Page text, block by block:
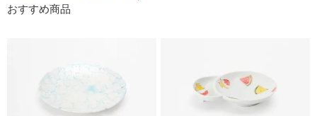
おすすめ商品